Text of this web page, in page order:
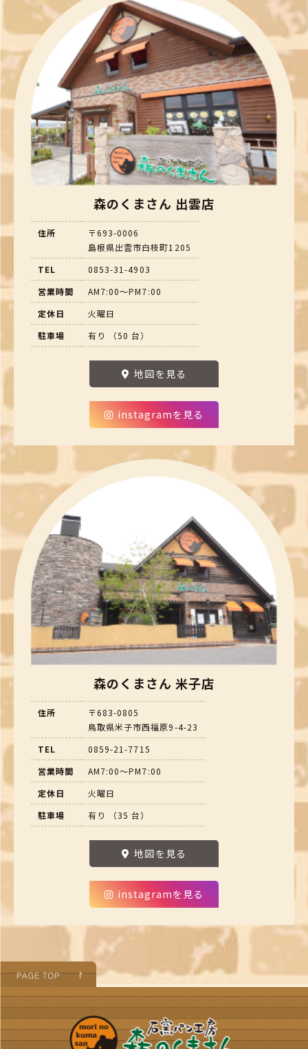
森のくまさん 出雲店
住所
〒693-0006
島根県出雲市白枝町1205
TEL
0853-31-4903
営業時間
AM7:00～PM7:00
定休日
火曜日
駐車場
有り （50 台）
地図を見る
instagramを見る
森のくまさん 米子店
住所
〒683-0805
鳥取県米子市西福原9-4-23
TEL
0859-21-7715
営業時間
AM7:00～PM7:00
定休日
火曜日
駐車場
有り （35 台）
地図を見る
instagramを見る